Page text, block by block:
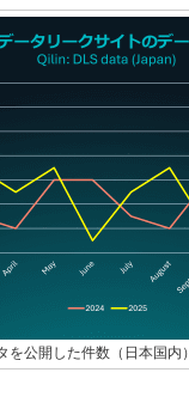
公開した件数（日本国内）